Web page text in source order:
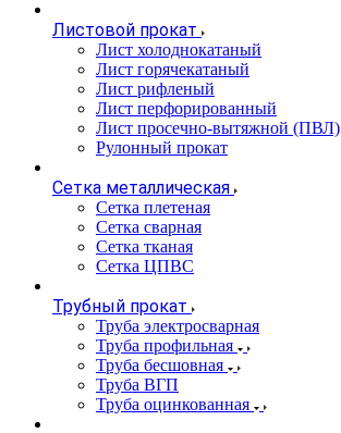
Листовой прокат
Лист холоднокатаный
Лист горячекатаный
Лист рифленый
Лист перфорированный
Лист просечно-вытяжной (ПВЛ)
Рулонный прокат
Сетка металлическая
Сетка плетеная
Сетка сварная
Сетка тканая
Сетка ЦПВС
Трубный прокат
Труба электросварная
Труба профильная
Труба бесшовная
Труба ВГП
Труба оцинкованная